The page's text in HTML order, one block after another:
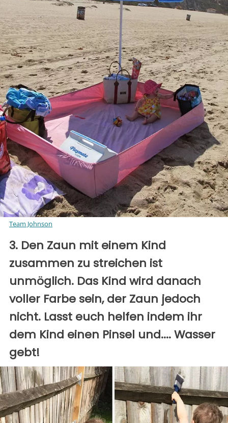
Team Johnson
3. Den Zaun mit einem Kind
zusammen zu streichen ist
unmöglich. Das Kind wird danach
voller Farbe sein, der Zaun jedoch
nicht. Lasst euch helfen indem ihr
dem Kind einen Pinsel und.... Wasser
gebt!